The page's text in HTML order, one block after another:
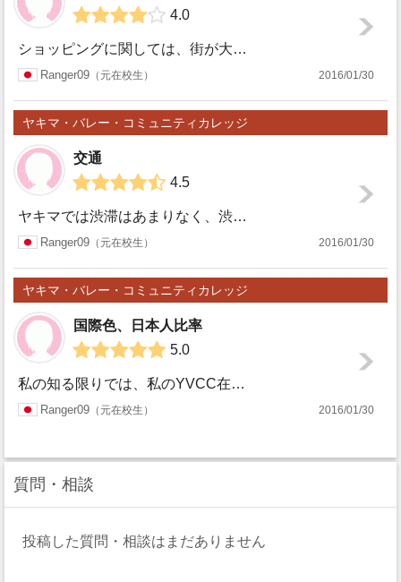
ニティ
カレッ
ヤキ
マ・バ
レー・
ニティ
カレッ
4.0
ショッピングに関しては、街が大きくお店が散らばっているので車がないと行くのになかなか厳しいですが、必要なものはほとんど揃うと思います。 同じ郡内にあるユニ...
Ranger09 元在校生 2016/01/30
ヤキマ・バレー・コミュニティカレッジ
ヤキ
マ・バ
レー・
ニティ
カレッ
交通
4.5
ヤキマでは渋滞はあまりなく、渋滞といっても通勤、帰宅ラッシュの時間帯や、生徒が学校に行き帰りする時間帯に学校近くでの制限速度規制によって、市内の道が混むく...
Ranger09 元在校生 2016/01/30
ヤキマ・バレー・コミュニティカレッジ
ヤキ
レー・
コミュ
国際色、日本人比率
5.0
私の知る限りでは、私のYVCC在学中は私の他には一人しか日本人はいませんでした。私の受けた授業のほとんどの生徒がアメリカ人、またはメキシコ人でした。YVC...
Ranger09 元在校生 2016/01/30
質問・相談
投稿した質問・相談はまだありません